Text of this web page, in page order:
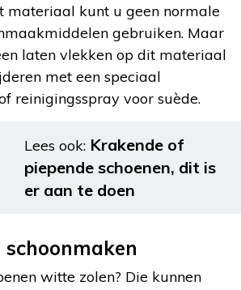
materiaal kunt u geen normale
gebruiken. Maar
laten vlekken op dit materiaal
met een speciaal
reinigingsspray voor suède.
Lees ook: Krakende of
piepende schoenen, dit is
er aan te doen
witte zolen? Die kunnen